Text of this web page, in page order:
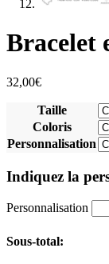
Bracelet
32,00€
Taille
Coloris
Personnalisation
Indiquez la
Personnalisation
Sous-total: